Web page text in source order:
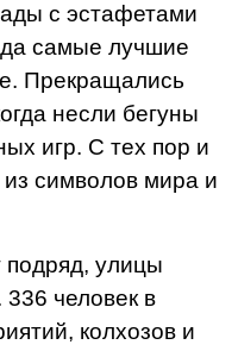
с эстафетами
самые лучшие
Прекращались
несли бегуны
игр. С тех пор и
символов мира и
подряд, улицы
336 человек в
колхозов и